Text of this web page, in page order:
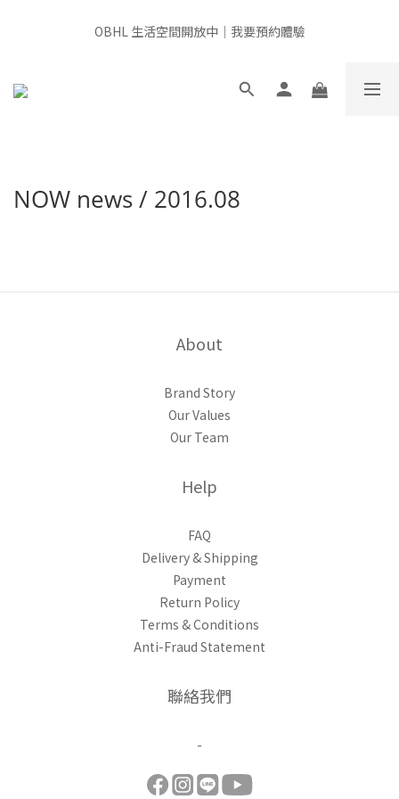
OBHL 生活空間開放中｜我要預約體驗
📍非經由官方或授權通路販售，產品來源無法確認，請審慎選購，
NOW news / 2016.08
About
Brand Story
Our Values
Our Team
Help
FAQ
Delivery & Shipping
Payment
Return Policy
Terms & Conditions
Anti-Fraud Statement
聯絡我們
-